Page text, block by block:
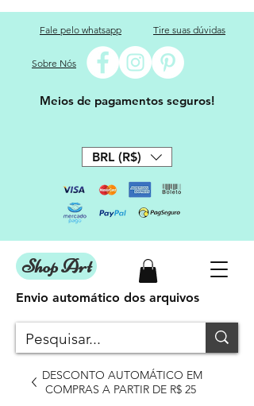
Fale pelo whatsapp Tire suas dúvidas
Sobre Nós
Meios de pagamentos seguros!
BRL (R$)
Shop Art
DESCONTO AUTOMÁTICO EM
COMPRAS A PARTIR DE R$ 25
Envio automático dos arquivos